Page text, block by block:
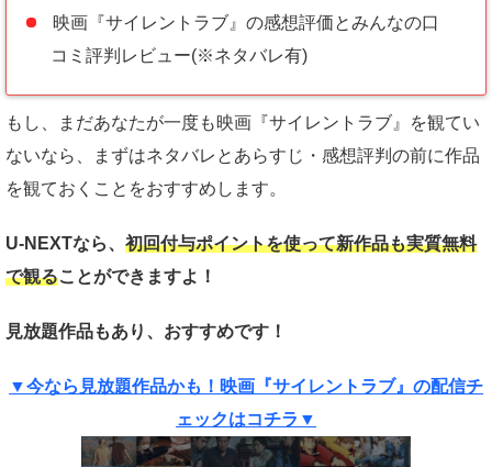
映画『サイレントラブ』の感想評価とみんなの口
コミ評判レビュー(※ネタバレ有)
もし、まだあなたが一度も映画『サイレントラブ』を観てい
ないなら、まずはネタバレとあらすじ・感想評判の前に作品
を観ておくことをおすすめします。
U-NEXTなら、 初回付与ポイントを使って新作品も実質無料
で観ることができますよ！
見放題作品もあり、おすすめです！
▼今なら見放題作品かも！映画『サイレントラブ』の配信チ
ェックはコチラ▼